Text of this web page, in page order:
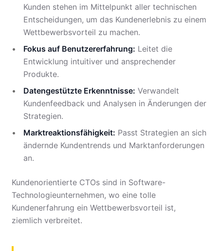
Kunden stehen im Mittelpunkt aller technischen
Entscheidungen, um das Kundenerlebnis zu einem
Wettbewerbsvorteil zu machen.
Fokus auf Benutzererfahrung: Leitet die
Entwicklung intuitiver und ansprechender
Produkte.
Datengestützte Erkenntnisse: Verwandelt
Kundenfeedback und Analysen in Änderungen der
Strategien.
Marktreaktionsfähigkeit: Passt Strategien an sich
ändernde Kundentrends und Marktanforderungen
an.
Kundenorientierte CTOs sind in Software-
Technologieunternehmen, wo eine tolle
Kundenerfahrung ein Wettbewerbsvorteil ist,
ziemlich verbreitet.